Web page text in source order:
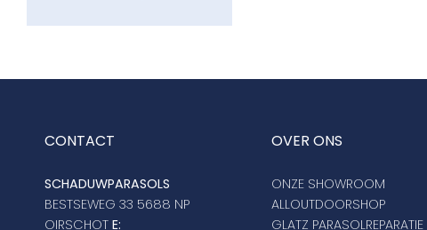
CONTACT
SCHADUWPARASOLS
BESTSEWEG 33 5688 NP
OIRSCHOT E:
OVER ONS
ONZE SHOWROOM
ALLOUTDOORSHOP
GLATZ PARASOLREPARATIE